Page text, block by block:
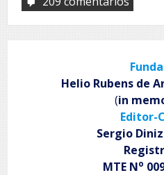
seiva
Helio Rubens de
(in
Editor-
Sergio
MTE No